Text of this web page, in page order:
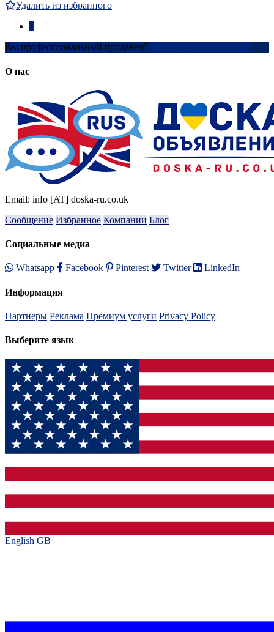
Удалить из избранного
Вы профессиональный продавец?
О нас
Email: info [AT] doska-ru.co.uk
Сообщение Избранное Компании Блог
Социальные медиа
Whatsapp Facebook Pinterest Twitter LinkedIn
Информация
Партнеры Реклама Премиум услуги Privacy Policy
Выберите язык
English GB‎